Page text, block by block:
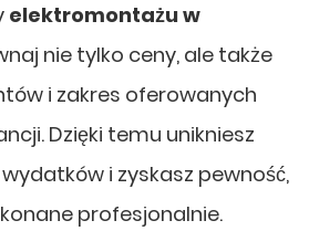
elektromontażu w
nie tylko ceny, ale także
i zakres oferowanych
Dzięki temu unikniesz
i zyskasz pewność,
profesjonalnie.